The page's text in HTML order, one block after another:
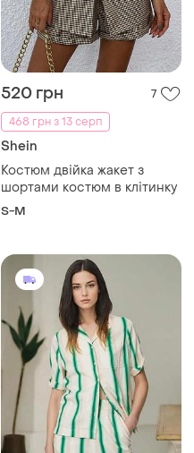
520 грн
7
468 грн з 13 серп
Shein
Костюм двійка жакет з
шортами костюм в клітинку
S-M